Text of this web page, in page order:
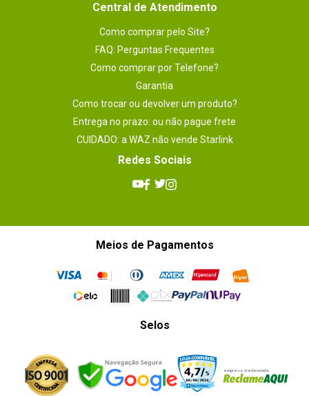
Central de Atendimento
Como comprar pelo Site?
FAQ: Perguntas Frequentes
Como comprar por Telefone?
Garantia
Como trocar ou devolver um produto?
Entrega no prazo: ou não pague frete
CUIDADO: a WAZ não vende Starlink
Redes Sociais
Meios de Pagamentos
Selos